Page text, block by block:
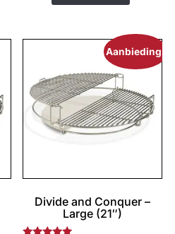
Aanbieding!
Divide and Conquer –
Large (21″)